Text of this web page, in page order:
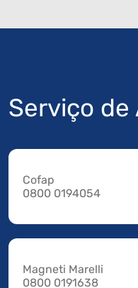
Serviço
Cofap
0800 0194054
Magneti Marelli
0800 0191638